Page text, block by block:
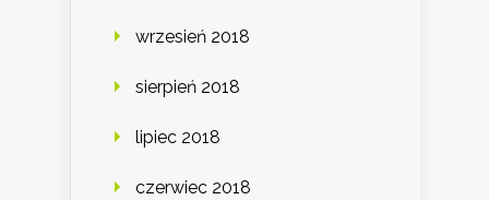
wrzesień 2018
sierpień 2018
lipiec 2018
czerwiec 2018